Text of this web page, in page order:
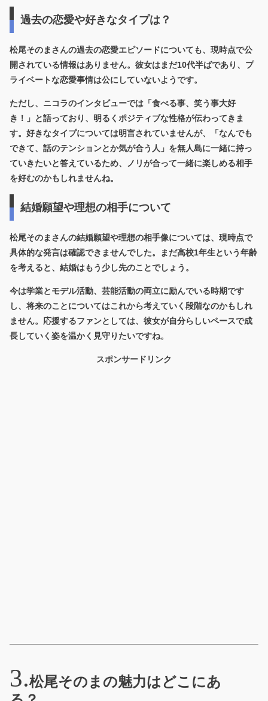
過去の恋愛や好きなタイプは？
松尾そのまさんの過去の恋愛エピソードについても、現時点で公
開されている情報はありません。彼女はまだ10代半ばであり、プ
ライベートな恋愛事情は公にしていないようです。
ただし、ニコラのインタビューでは「食べる事、笑う事大好
き！」と語っており、明るくポジティブな性格が伝わってきま
す。好きなタイプについては明言されていませんが、
「なんでも
できて、話のテンションとか気が合う人」 を無人島に一緒に持っ
ていきたいと答えているため、ノリが合って一緒に楽しめる相手
を好むのかもしれませんね。
結婚願望や理想の相手について
松尾そのまさんの結婚願望や理想の相手像については、現時点で
具体的な発言は確認できませんでした。まだ高校1年生という年齢
を考えると、結婚はもう少し先のことでしょう。
今は学業とモデル活動、芸能活動の両立に励んでいる時期です
し、将来のことについてはこれから考えていく段階なのかもしれ
ません。応援するファンとしては、彼女が自分らしいペースで成
長していく姿を温かく見守りたいですね。
スポンサードリンク
松尾そのまの魅力はどこにあ